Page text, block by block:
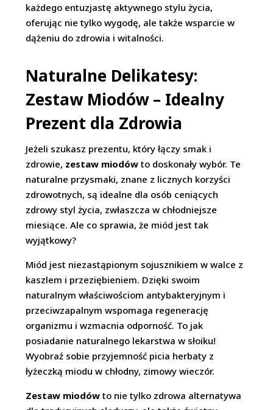
każdego entuzjastę aktywnego stylu życia,
oferując nie tylko wygodę, ale także wsparcie w
dążeniu do zdrowia i witalności.
Naturalne Delikatesy:
Zestaw Miodów – Idealny
Prezent dla Zdrowia
Jeżeli szukasz prezentu, który łączy smak i
zdrowie, zestaw miodów to doskonały wybór. Te
naturalne przysmaki, znane z licznych korzyści
zdrowotnych, są idealne dla osób ceniących
zdrowy styl życia, zwłaszcza w chłodniejsze
miesiące. Ale co sprawia, że miód jest tak
wyjątkowy?
Miód jest niezastąpionym sojusznikiem w walce z
kaszlem i przeziębieniem. Dzięki swoim
naturalnym właściwościom antybakteryjnym i
przeciwzapalnym wspomaga regenerację
organizmu i wzmacnia odporność. To jak
posiadanie naturalnego lekarstwa w słoiku!
Wyobraź sobie przyjemność picia herbaty z
łyżeczką miodu w chłodny, zimowy wieczór.
Zestaw miodów to nie tylko zdrowa alternatywa